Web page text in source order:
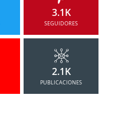
3.1K
SEGUIDORES
2.1K
PUBLICACIONES